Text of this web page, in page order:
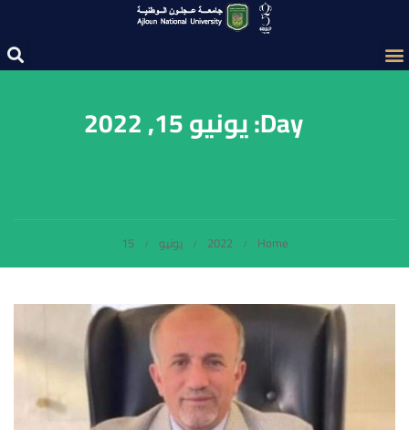
Day: يونيو 15, 2022
Home
2022 يونيو 15